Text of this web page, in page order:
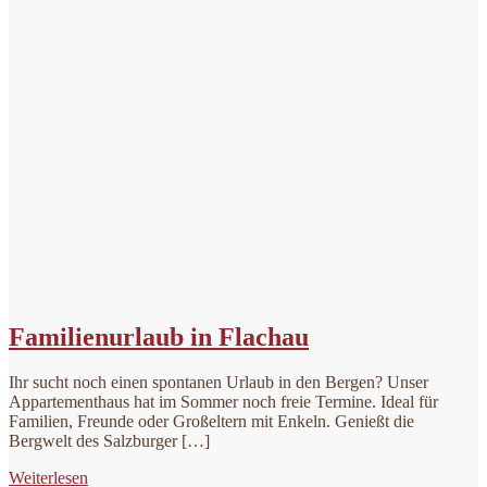
Familienurlaub in Flachau
Ihr sucht noch einen spontanen Urlaub in den Bergen? Unser
Appartementhaus hat im Sommer noch freie Termine. Ideal für
Familien, Freunde oder Großeltern mit Enkeln. Genießt die
Bergwelt des Salzburger […]
Weiterlesen